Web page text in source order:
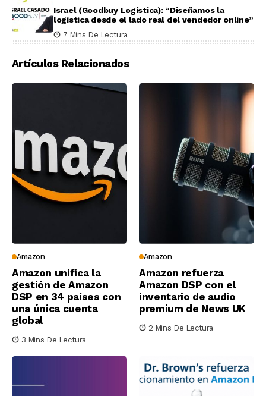
Israel (Goodbuy Logística): “Diseñamos la
logística desde el lado real del vendedor online”
7 Mins De Lectura
Artículos Relacionados
Amazon
Amazon unifica la
gestión de Amazon
DSP en 34 países con
una única cuenta
global
3 Mins De Lectura
Amazon
Amazon refuerza
Amazon DSP con el
inventario de audio
premium de News UK
2 Mins De Lectura